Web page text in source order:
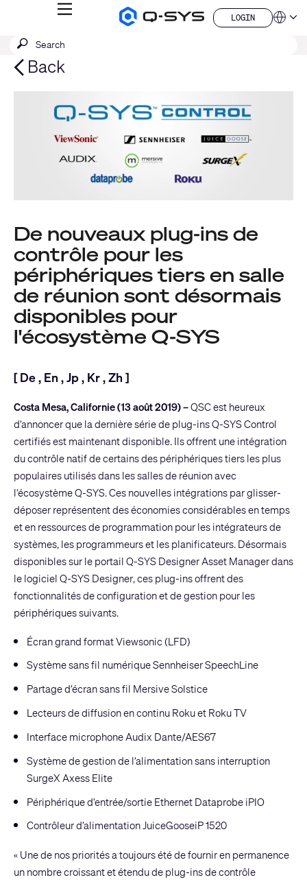
Q-
MENU
LOGIN
LOGIN
QSYS.com (English)
India (English)
Deutsch
Español
Français
Submit
SEARCH
Back
De nouveaux plug-ins de
contrôle pour les
périphériques tiers en salle
de réunion sont désormais
disponibles pour
l'écosystème Q-SYS
[De, En ,Jp, Kr,Zh ]
Costa Mesa, Californie (13 août 2019) –QSC est heureux
d’annoncer que la dernière série de plug-insQ-SYS Control
certifiés est maintenant disponible. Ils offrent une intégration
du contrôle natif de certains des périphériques tiers les plus
populaires utilisés dans les salles de réunion avec
l’écosystème Q-SYS. Ces nouvelles intégrations par glisser-
déposer représentent des économies considérables en temps
et en ressources de programmation pour les intégrateurs de
systèmes, les programmeurs et les planificateurs. Désormais
disponibles sur le portail Q-SYS Designer Asset Manager dans
le logiciel Q-SYS Designer, ces plug-ins offrent des
fonctionnalités de configuration et de gestion pour les
périphériques suivants.
Écran grand format Viewsonic (LFD)
Système sans fil numérique Sennheiser SpeechLine
Partage d’écran sans fil Mersive Solstice
Lecteurs de diffusion en continu Roku et Roku TV
Interface microphone Audix Dante/AES67
Système de gestion de l’alimentation sans interruption
SurgeX Axess Elite
Périphérique d’entrée/sortie Ethernet Dataprobe iPIO
Contrôleur d’alimentation JuiceGooseiP 1520
« Une de nos priorités a toujours été de fournir en permanence
un nombre croissant et étendu de plug-ins de contrôle